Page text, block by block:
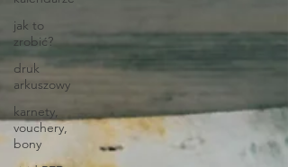
jak to
zrobić?
druk
arkuszowy
karnety,
vouchery,
bony